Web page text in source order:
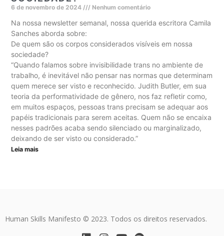
6 de novembro de 2024 Nenhum comentário
Na nossa newsletter semanal, nossa querida escritora Camila
Sanches aborda sobre:
De quem são os corpos considerados visíveis em nossa
sociedade?
“Quando falamos sobre invisibilidade trans no ambiente de
trabalho, é inevitável não pensar nas normas que determinam
quem merece ser visto e reconhecido. Judith Butler, em sua
teoria da performatividade de gênero, nos faz refletir como,
em muitos espaços, pessoas trans precisam se adequar aos
papéis tradicionais para serem aceitas. Quem não se encaixa
nesses padrões acaba sendo silenciado ou marginalizado,
deixando de ser visto ou considerado.”
Leia mais
Human Skills Manifesto © 2023. Todos os direitos reservados.